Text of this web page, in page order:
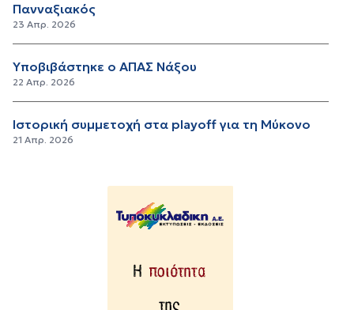
Πανναξιακός
23 Απρ. 2026
Υποβιβάστηκε ο ΑΠΑΣ Νάξου
22 Απρ. 2026
Ιστορική συμμετοχή στα playoff για τη Μύκονο
21 Απρ. 2026